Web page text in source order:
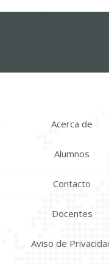
Acerca de
Alumnos
Contacto
Docentes
Aviso de